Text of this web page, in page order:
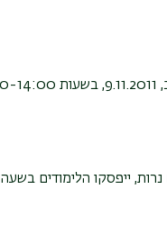
ייפסקו הלימודים בשעה 16:00.